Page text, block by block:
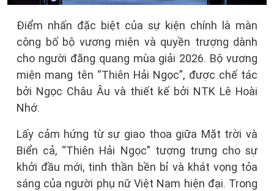
Điểm nhấn đặc biệt của sự kiện chính là màn
công bố bộ vương miện và quyền trượng dành
cho người đăng quang mùa giải 2026. Bộ vương
miện mang tên “Thiên Hải Ngọc”, được chế tác
bởi Ngọc Châu Âu và thiết kế bởi NTK Lê Hoài
Nhớ.
Lấy cảm hứng từ sự giao thoa giữa Mặt trời và
Biển cả, “Thiên Hải Ngọc” tượng trưng cho sự
khởi đầu mới, tinh thần bền bỉ và khát vọng tỏa
sáng của người phụ nữ Việt Nam hiện đại. Trong